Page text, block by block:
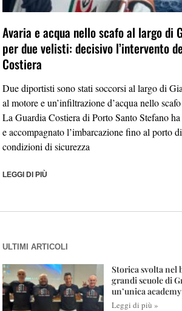
Avaria e acqua nello scafo al largo di
per due velisti: decisivo l’intervento
Costiera
Due diportisti sono stati soccorsi al largo di
al motore e un’infiltrazione d’acqua nello
La Guardia Costiera di Porto Santo Stefano
e accompagnato l’imbarcazione fino al porto
condizioni di sicurezza
LEGGI DI PIÙ
ULTIMI ARTICOLI
Storica svolta nel
grandi scuole di
un’unica academy
Leggi di più »